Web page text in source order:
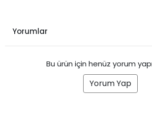
Yorumlar
Bu ürün için henüz yorum
Yorum Yap